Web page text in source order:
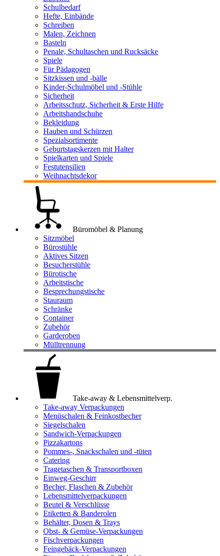
Schulbedarf
Hefte, Einbände
Schreiben
Malen, Zeichnen
Basteln
Penale, Schultaschen und Rucksäcke
Spiele
Für Pädagogen
Sitzkissen und -bälle
Kinder-Schulmöbel und -Stühle
Sicherheit
Arbeitsschutz, Sicherheit & Erste Hilfe
Arbeitshandschuhe
Bekleidung
Hauben und Schürzen
Spezialsortimente
Geburtstagskerzen mit Halter
Spielkarten und Spiele
Festutensilien
Weihnachtsdekor
Büromöbel & Planung
Sitzmöbel
Bürostühle
Aktives Sitzen
Besucherstühle
Bürotische
Arbeitstische
Besprechungstische
Stauraum
Schränke
Container
Zubehör
Garderoben
Mülltrennung
Take-away & Lebensmittelverp.
Take-away Verpackungen
Menüschalen & Feinkostbecher
Siegelschalen
Sandwich-Verpackungen
Pizzakartons
Pommes-, Snackschalen und -tüten
Catering
Tragetaschen & Transportboxen
Einweg-Geschirr
Becher, Flaschen & Zubehör
Lebensmittelverpackungen
Beutel & Verschlüsse
Etiketten & Banderolen
Behälter, Dosen & Trays
Obst- & Gemüse-Verpackungen
Fischverpackungen
Feingebäck-Verpackungen